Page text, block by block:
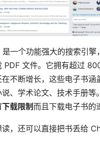
一个功能强大的搜索引擎
PDF 文件。它拥有超过
在不断增长，这些电子书涵
、学术论文、技术手册等。
载限制而且下载电子书的
，还可以直接把书丢给